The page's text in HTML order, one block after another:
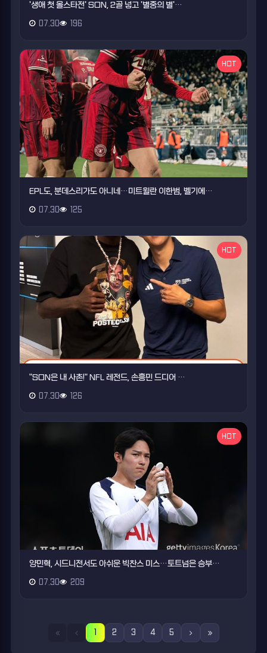
'생애 첫 올스타전' SON, 2골 넣고 '별중의 별'…
07.30 196
HOT
EPL도, 분데스리가도 아니네…미트윌란 이한범, 벨기에…
07.30 125
HOT
"SON은 내 사촌!" NFL 레전드, 손흥민 드디어 …
07.30 126
HOT
양민혁, 시드니전서도 아쉬운 빅찬스 미스…토트넘은 승부…
07.30 209
2 3 4 5